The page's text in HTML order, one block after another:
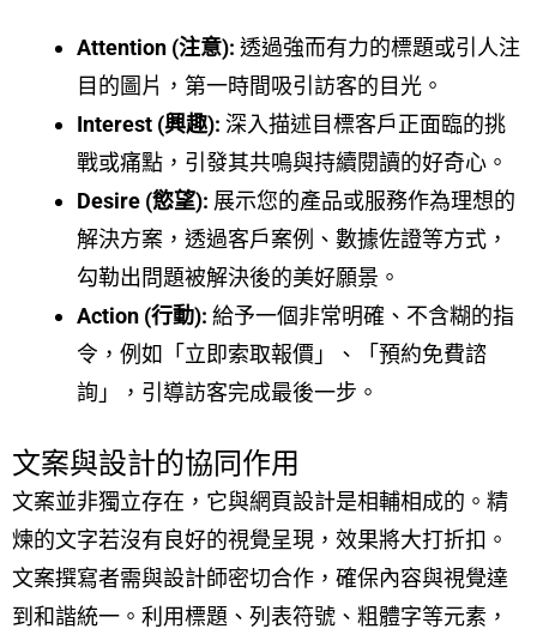
Attention (注意): 透過強而有力的標題或引人注
目的圖片，第一時間吸引訪客的目光。
Interest (興趣): 深入描述目標客戶正面臨的挑
戰或痛點，引發其共鳴與持續閱讀的好奇心。
Desire (慾望): 展示您的產品或服務作為理想的
解決方案，透過客戶案例、數據佐證等方式，
勾勒出問題被解決後的美好願景。
Action (行動): 給予一個非常明確、不含糊的指
令，例如「立即索取報價」、「預約免費諮
詢」，引導訪客完成最後一步。
文案與設計的協同作用
文案並非獨立存在，它與網頁設計是相輔相成的。精
煉的文字若沒有良好的視覺呈現，效果將大打折扣。
文案撰寫者需與設計師密切合作，確保內容與視覺達
到和諧統一。利用標題、列表符號、粗體字等元素，